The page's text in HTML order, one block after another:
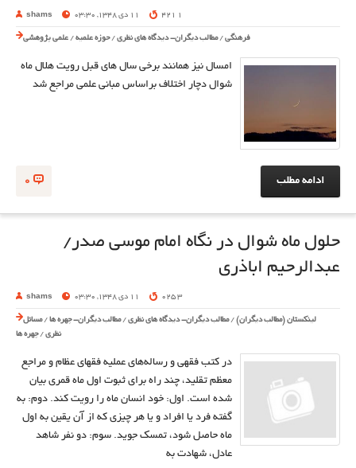
shams 11 دی 1348, 03:30 1 421
فرهنگی /مطالب دیگران- دیدگاه های نظری /حوزه علمیه / علمی پژوهشی
امسال نیز همانند برخی سال های قبل رویت هلال ماه
شوال دچار اختلاف براساس مبانی علمی مراجع شد
0 ادامه مطلب
حلول ماه شوال در نگاه امام موسی صدر/
عبدالرحیم اباذری
shams 11 دی 1348, 03:30 3 025
لینکستان (مطالب دیگران) /مطالب دیگران- دیدگاه های نظری /مطالب دیگران- چهره ها /مسائل
نظری /چهره ها
در كتب فقهي و رساله‌هاي عمليه فقهاي عظام و مراجع
معظم تقليد، چند راه براي ثبوت اول ماه قمري بيان
شده است. اول: خود انسان ماه را روِيت كند. دوم: به
گفته فرد يا افراد و يا هر چيزي كه از آن يقين به اول
ماه حاصل شود، تمسك جويد. سوم: دو نفر شاهد
عادل، شهادت به